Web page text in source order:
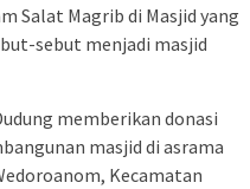
Salat Magrib di Masjid yang
sebut menjadi masjid
memberikan donasi
masjid di asrama
Kecamatan